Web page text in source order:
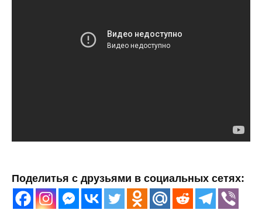
Поделитья с друзьями в социальных сетях: